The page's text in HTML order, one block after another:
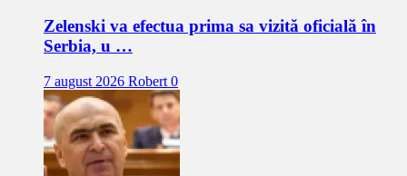
Zelenski va efectua prima sa vizită oficială în
Serbia, u …
7 august 2026 Robert 0